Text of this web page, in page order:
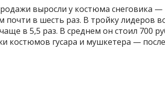
выросли у костюма снеговика —
почти в шесть раз. В тройку
в 5,5 раз. В среднем он стоил 700
костюмов гусара и мушкетера —